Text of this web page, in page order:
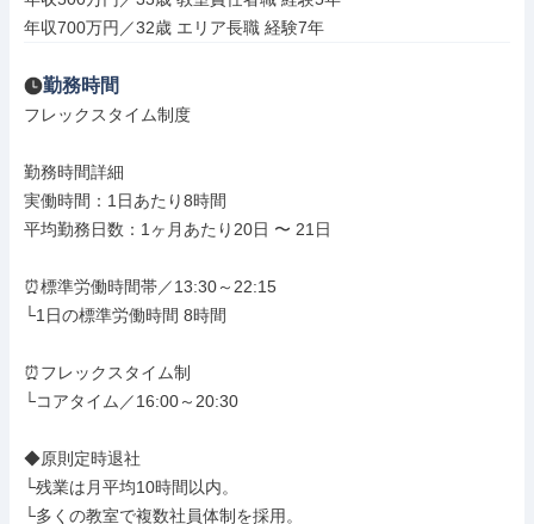
年収700万円／32歳 エリア長職 経験7年
勤務時間
フレックスタイム制度
勤務時間詳細
実働時間：1日あたり8時間
平均勤務日数：1ヶ月あたり20日 〜 21日
⏰標準労働時間帯／13:30～22:15
└1日の標準労働時間 8時間
⏰フレックスタイム制
└コアタイム／16:00～20:30
◆原則定時退社
└残業は月平均10時間以内。
└多くの教室で複数社員体制を採用。